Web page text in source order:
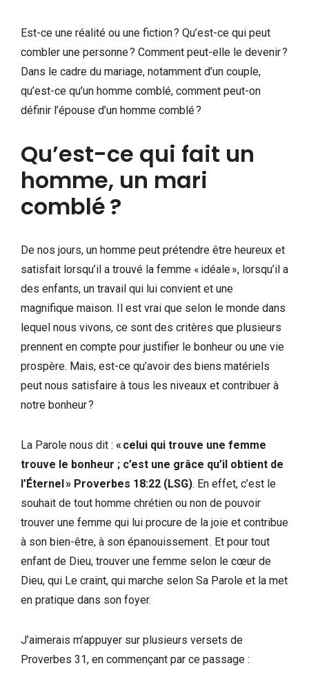
Est-ce une réalité ou une fiction ? Qu’est-ce qui peut
combler une personne ? Comment peut-elle le devenir ?
Dans le cadre du mariage, notamment d’un couple,
qu’est-ce qu’un homme comblé, comment peut-on
définir l’épouse d’un homme comblé ?
Qu’est-ce qui fait un
homme, un mari
comblé ?
De nos jours, un homme peut prétendre être heureux et
satisfait lorsqu’il a trouvé la femme « idéale », lorsqu’il a
des enfants, un travail qui lui convient et une
magnifique maison. Il est vrai que selon le monde dans
lequel nous vivons, ce sont des critères que plusieurs
prennent en compte pour justifier le bonheur ou une vie
prospère. Mais, est-ce qu’avoir des biens matériels
peut nous satisfaire à tous les niveaux et contribuer à
notre bonheur ?
La Parole nous dit : « celui qui trouve une femme
trouve le bonheur ; c’est une grâce qu’il obtient de
l’Éternel » Proverbes 18:22 (LSG). En effet, c’est le
souhait de tout homme chrétien ou non de pouvoir
trouver une femme qui lui procure de la joie et contribue
à son bien-être, à son épanouissement . Et pour tout
enfant de Dieu, trouver une femme selon le cœur de
Dieu, qui Le craint, qui marche selon Sa Parole et la met
en pratique dans son foyer.
J’aimerais m’appuyer sur plusieurs versets de
Proverbes 31, en commençant par ce passage :